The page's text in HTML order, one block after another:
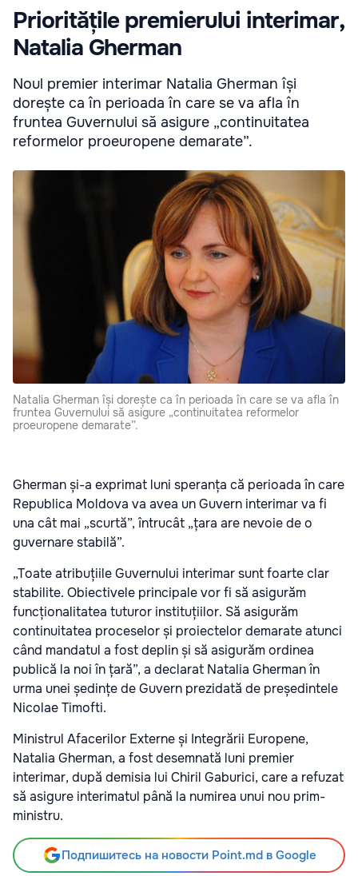
Prioritățile premierului interimar,
Natalia Gherman
Noul premier interimar Natalia Gherman își
dorește ca în perioada în care se va afla în
fruntea Guvernului să asigure „continuitatea
reformelor proeuropene demarate”.
Natalia Gherman își dorește ca în perioada în care se va afla în
fruntea Guvernului să asigure „continuitatea reformelor
proeuropene demarate”.
Gherman și-a exprimat luni speranța că perioada în care
Republica Moldova va avea un Guvern interimar va fi
una cât mai „scurtă”, întrucât „țara are nevoie de o
guvernare stabilă”.
„Toate atribuțiile Guvernului interimar sunt foarte clar
stabilite. Obiectivele principale vor fi să asigurăm
funcționalitatea tuturor instituțiilor. Să asigurăm
continuitatea proceselor și proiectelor demarate atunci
când mandatul a fost deplin și să asigurăm ordinea
publică la noi în țară”, a declarat Natalia Gherman în
urma unei ședințe de Guvern prezidată de președintele
Nicolae Timofti.
Ministrul Afacerilor Externe și Integrării Europene,
Natalia Gherman, a fost desemnată luni premier
interimar, după demisia lui Chiril Gaburici, care a refuzat
să asigure interimatul până la numirea unui nou prim-
ministru.
Подпишитесь на новости Point.md в Google